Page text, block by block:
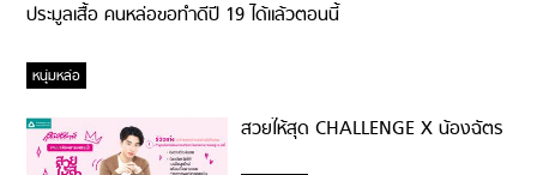
ประมูลเสื้อ คนหล่อขอทำดีปี 19 ได้แล้วตอนนี้
หนุ่มหล่อ
สวยให้สุด CHALLENGE X น้องฉัตร